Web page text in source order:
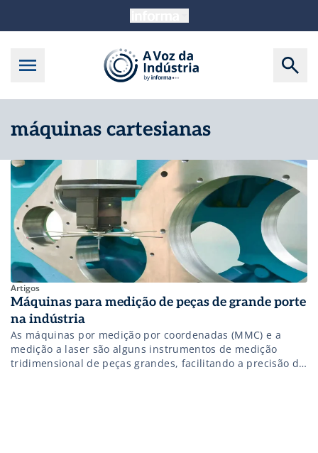
máquinas cartesianas
Artigos
Máquinas para medição de peças de grande porte
na indústria
As máquinas por medição por coordenadas (MMC) e a
medição a laser são alguns instrumentos de medição
tridimensional de peças grandes, facilitando a precisão do